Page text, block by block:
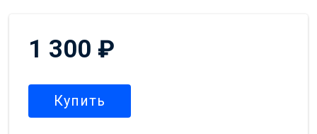
1 300 ₽
Купить